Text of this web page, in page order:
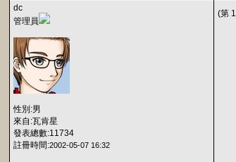
dc
管理員
性別:男
來自:瓦肯星
發表總數:11734
註冊時間:2002-05-07 16:32
(第